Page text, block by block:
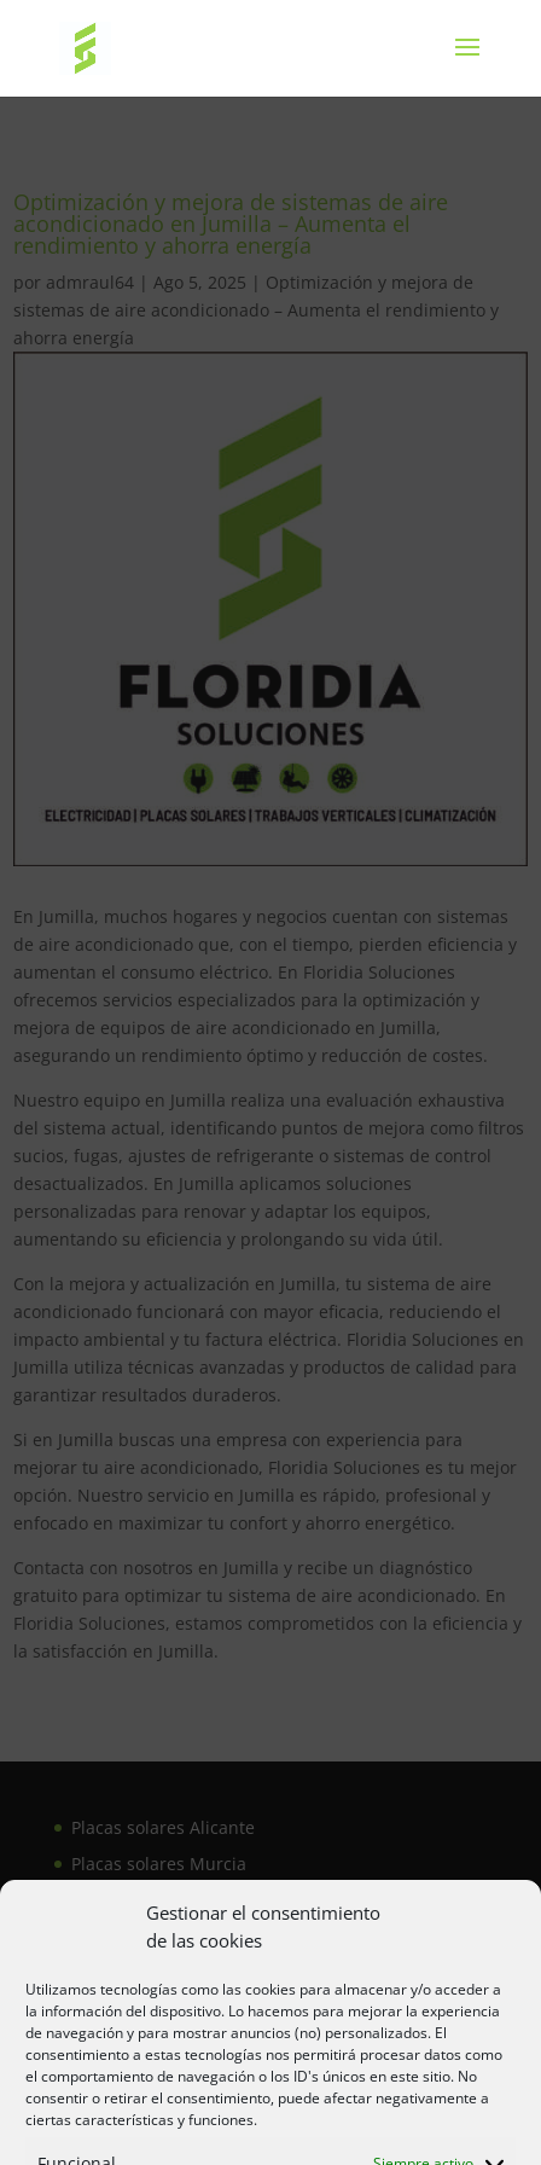
Gestionar el consentimiento
de las cookies
Utilizamos tecnologías como las cookies para almacenar y/o acceder a
la información del dispositivo. Lo hacemos para mejorar la experiencia
de navegación y para mostrar anuncios (no) personalizados. El
consentimiento a estas tecnologías nos permitirá procesar datos como
el comportamiento de navegación o los ID's únicos en este sitio. No
consentir o retirar el consentimiento, puede afectar negativamente a
ciertas características y funciones.
Optimización y mejora de sistemas de aire
acondicionado en Jumilla – Aumenta el
rendimiento y ahorra energía
por admraul64 |Ago 5, 2025 | Optimización y mejora de
sistemas de aire acondicionado – Aumenta el rendimiento y
ahorra energía
En Jumilla, muchos hogares y negocios cuentan con sistemas
de aire acondicionado que, con el tiempo, pierden eficiencia y
aumentan el consumo eléctrico. En Floridia Soluciones
ofrecemos servicios especializados para la optimización y
mejora de equipos de aire acondicionado en Jumilla,
asegurando un rendimiento óptimo y reducción de costes.
Nuestro equipo en Jumilla realiza una evaluación exhaustiva
del sistema actual, identificando puntos de mejora como filtros
sucios, fugas, ajustes de refrigerante o sistemas de control
desactualizados. En Jumilla aplicamos soluciones
personalizadas para renovar y adaptar los equipos,
aumentando su eficiencia y prolongando su vida útil.
Con la mejora y actualización en Jumilla, tu sistema de aire
acondicionado funcionará con mayor eficacia, reduciendo el
impacto ambiental y tu factura eléctrica. Floridia Soluciones en
Jumilla utiliza técnicas avanzadas y productos de calidad para
garantizar resultados duraderos.
Si en Jumilla buscas una empresa con experiencia para
mejorar tu aire acondicionado, Floridia Soluciones es tu mejor
opción. Nuestro servicio en Jumilla es rápido, profesional y
enfocado en maximizar tu confort y ahorro energético.
Contacta con nosotros en Jumilla y recibe un diagnóstico
gratuito para optimizar tu sistema de aire acondicionado. En
Floridia Soluciones, estamos comprometidos con la eficiencia y
la satisfacción en Jumilla.
Placas solares Alicante
Placas solares Murcia
Aire acondicionado Alicante
Aire acondicionador Murcia
Aire acondicionado San Juan